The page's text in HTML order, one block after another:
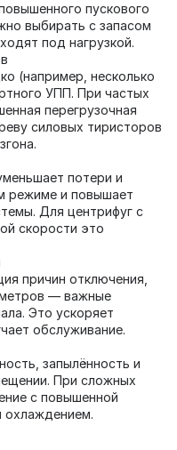
пускового
выбирать с запасом
под нагрузкой.
(например, несколько
УПП. При частых
перегрузочная
силовых тиристоров
потери и
режиме и повышает
Для центрифуг с
скорости это
причин отключения,
— важные
Это ускоряет
обслуживание.
запылённость и
При сложных
с повышенной